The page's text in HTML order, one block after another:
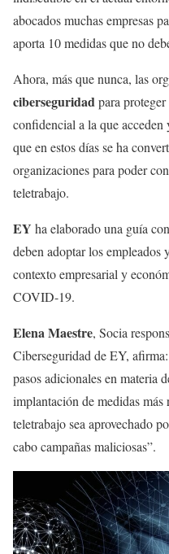
abocados muchas empresas
aporta 10 medidas que no
Ahora, más que nunca, las
ciberseguridadpara
confidencial a la que
que en estos días se ha
organizaciones para poder
teletrabajo.
EY ha elaborado una guía
deben adoptar los empleados
contexto empresarial y
COVID-19.
Elena Maestre, Socia
Ciberseguridad de EY,
pasos adicionales en materia
implantación de medidas más
teletrabajo sea aprovechado
cabo campañas maliciosas”.